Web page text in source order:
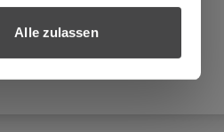
Alle zulassen